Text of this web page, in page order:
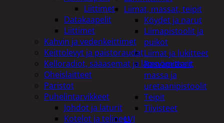
Liimat, massat, teipit
Köydet ja narut
Liimapistoolit ja
puikot
Liimat ja lukitteet
Rasvaprässit,
massa ja
uretaanipistoolit
Teipit
Tiivisteet
LVI
Liittimet
Datakaapelit
Liittimet
Kahvin ja vedenkeittimet
Keittolevyt ja paistoraudat
Kelloradiot, sääasemat ja lämpömittarit
Oheislaitteet
Paristot
Puhelintarvikkeet
Johdot ja laturit
Kotelot ja telineet